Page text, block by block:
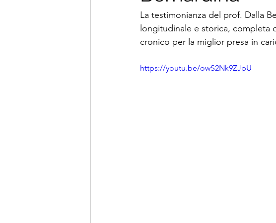
La testimonianza del prof. Dalla
longitudinale e storica,
cronico per la miglior presa in
https://youtu.be/owS2Nk9ZJpU